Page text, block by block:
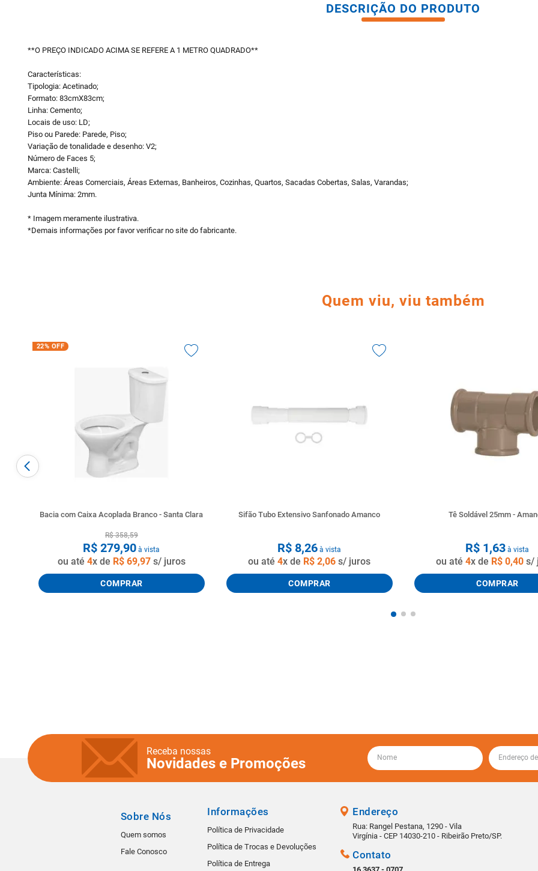
DESCRIÇÃO DO PRODUTO
**O PREÇO INDICADO ACIMA SE REFERE A 1 METRO QUADRADO**
Características:
Tipologia: Acetinado;
Formato: 83cmX83cm;
Linha: Cemento;
Locais de uso: LD;
Piso ou Parede: Parede, Piso;
Variação de tonalidade e desenho: V2;
Número de Faces 5;
Marca: Castelli;
Ambiente: Áreas Comerciais, Áreas Externas, Banheiros, Cozinhas, Quartos, Sacadas Cobertas, Salas, Varandas;
Junta Mínima: 2mm.
* Imagem meramente ilustrativa.
*Demais informações por favor verificar no site do fabricante.
Quem viu, viu também
22% OFF
Bacia com Caixa Acoplada Branco - Santa Clara
R$ 358,59
R$ 279,90 à vista
ou até 4x de R$ 69,97s/ juros
COMPRAR
Sifão Tubo Extensivo Sanfonado Amanco
R$ 8,26 à vista
ou até4x de R$ 2,06 s/ juros
COMPRAR
Tê Soldável 25mm -
R$ 1,63 à vista
ou até4x de R$ 0,40 s/
COMPRAR
Receba nossas
Novidades e Promoções
Sobre Nós
Quem somos
Fale Conosco
Informações
Política de Privacidade
Política de Trocas e Devoluções
Política de Entrega
Endereço
Rua: Rangel Pestana, 1290 - Vila
Virgínia - CEP 14030-210 - Ribeirão Preto/SP.
Contato